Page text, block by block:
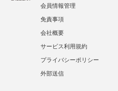
会員情報管理
免責事項
会社概要
サービス利用規約
プライバシーポリシー
外部送信